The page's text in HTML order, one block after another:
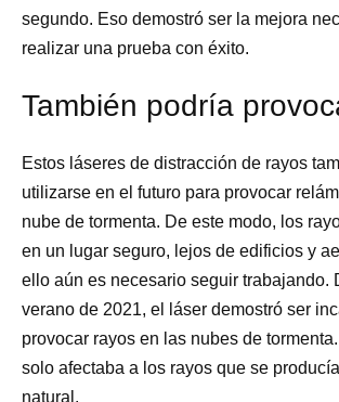
segundo. Eso demostró ser la mejora
realizar una prueba con éxito.
También podría
Estos láseres de distracción de rayos
utilizarse en el futuro para provocar
nube de tormenta. De este modo, los
en un lugar seguro, lejos de edificios y
ello aún es necesario seguir trabajando.
verano de 2021, el láser demostró ser
provocar rayos en las nubes de
solo afectaba a los rayos que se
natural.